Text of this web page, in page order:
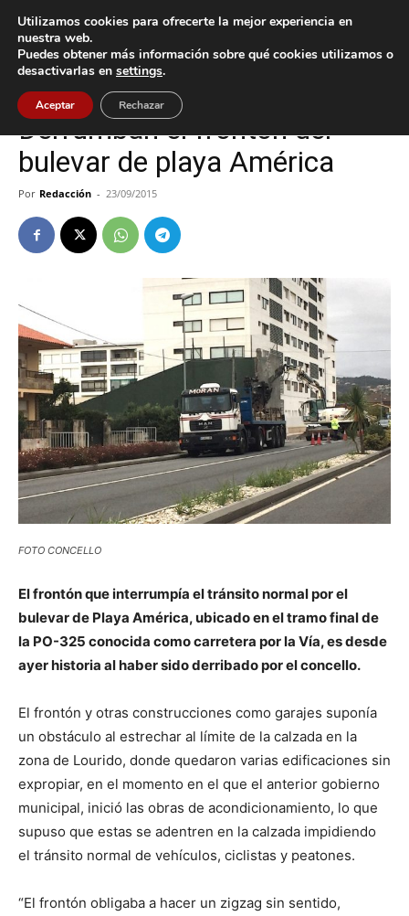
Inicio Nigrán
Nigrán
Derrumban el frontón del
bulevar de playa América
Por Redacción - 23/09/2015
FOTO CONCELLO
El frontón que interrumpía el tránsito normal por el
bulevar de Playa América, ubicado en el tramo final de
la PO-325 conocida como carretera por la Vía, es desde
ayer historia al haber sido derribado por el concello.
El frontón y otras construcciones como garajes suponía
un obstáculo al estrechar al límite de la calzada en la
zona de Lourido, donde quedaron varias edificaciones sin
expropiar, en el momento en el que el anterior gobierno
municipal, inició las obras de acondicionamiento, lo que
supuso que estas se adentren en la calzada impidiendo
el tránsito normal de vehículos, ciclistas y peatones.
“El frontón obligaba a hacer un zigzag sin sentido,
Utilizamos cookies para ofrecerte la mejor experiencia en
nuestra web.
Puedes obtener más información sobre qué cookies utilizamos o
desactivarlas en settings.
Aceptar Rechazar